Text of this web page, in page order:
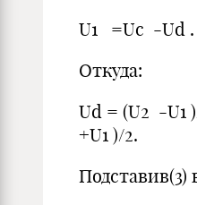
U1 =Uс -Ud .
Откуда:
Ud = (U2 -U1
+U1 )/
Подставив(3)